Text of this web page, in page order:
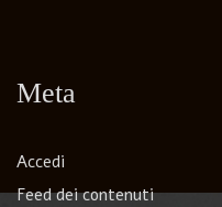
Meta
Accedi
Feed dei contenuti